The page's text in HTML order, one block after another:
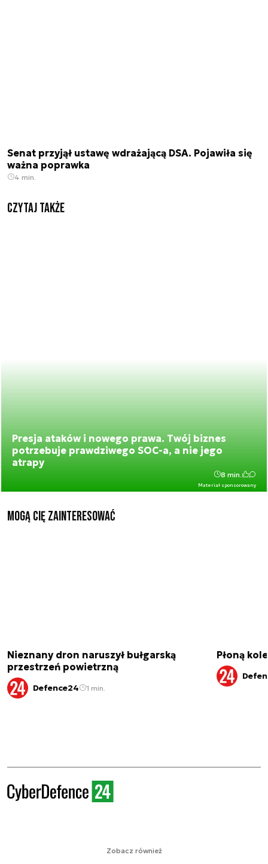
Senat przyjął ustawę wdrażającą DSA. Pojawiła się
ważna poprawka
4 min.
Czytaj także
Presja ataków i nowego prawa. Twój biznes
potrzebuje prawdziwego SOC-a, a nie jego
atrapy
Materiał sponsorowany
8 min.
Mogą Cię zainteresować
Nieznany dron naruszył bułgarską
przestrzeń powietrzną
Defence24 1 min.
Płoną
Zobacz również